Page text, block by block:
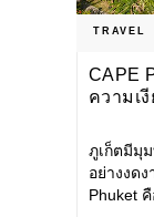
TRAVEL
CAPE
ความเ
ภูเก็ตมีมุ
อย่างงด
Phuket